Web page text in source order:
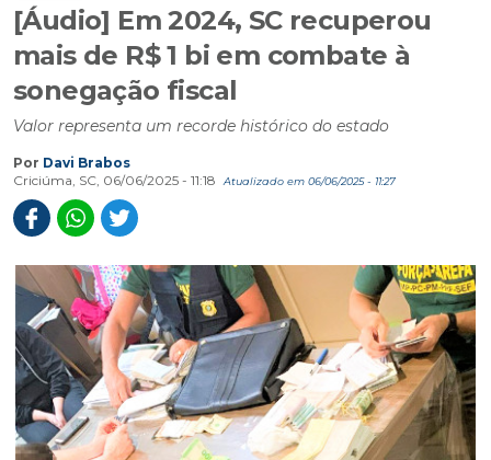
[Áudio] Em 2024, SC recuperou
mais de R$ 1 bi em combate à
sonegação fiscal
Valor representa um recorde histórico do estado
Por Davi Brabos
Criciúma, SC, 06/06/2025 - 11:18
Atualizado em 06/06/2025 - 11:27